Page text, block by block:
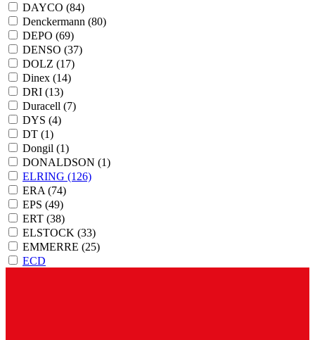
DAYCO (84)
Denckermann (80)
DEPO (69)
DENSO (37)
DOLZ (17)
Dinex (14)
DRI (13)
Duracell (7)
DYS (4)
DT (1)
Dongil (1)
DONALDSON (1)
ELRING (126)
ERA (74)
EPS (49)
ERT (38)
ELSTOCK (33)
EMMERRE (25)
ECD